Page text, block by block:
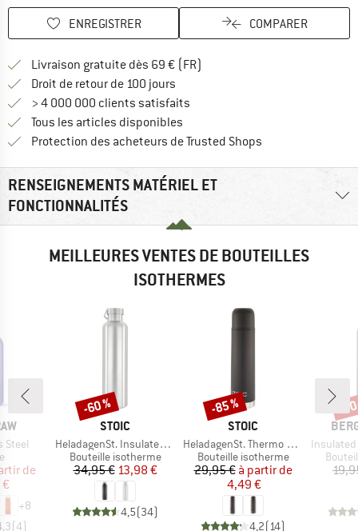
ENREGISTRER COMPARER
Livraison gratuite dès 69 € (FR)
Droit de retour de 100 jours
> 4 000 000 clients satisfaits
Tous les articles disponibles
Protection des acheteurs de Trusted Shops
RENSEIGNEMENTS MATÉRIEL ET
FONCTIONNALITÉS
MEILLEURES VENTES DE BOUTEILLES
ISOTHERMES
Steel
group
réduit
de
+8
(4)
MARQUE
STOIC
Article
HeladagenSt. Insulated Stainless Steel Bottle 1L
Product group
Bouteille isotherme
Prix
34,95 €Prix réduit
13,98 €
4,5(34)
Remise
-60 %
MARQUE
STOIC
Article
HeladagenSt. Thermo Bottle
Product group
Bouteille isotherme
Prix
29,95 € Prix réduit
à partir de
4,49 €
4,2(14)
Remise
-85 %
Article
Insulated
-